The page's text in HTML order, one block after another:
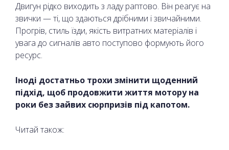
Двигун рідко виходить з ладу раптово. Він реагує на
звички — ті, що здаються дрібними і звичайними.
Прогрів, стиль їзди, якість витратних матеріалів і
увага до сигналів авто поступово формують його
ресурс.
Іноді достатньо трохи змінити щоденний
підхід, щоб продовжити життя мотору на
роки без зайвих сюрпризів під капотом.
Читай також: